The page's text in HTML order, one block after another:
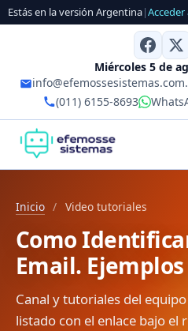
Estás en la versión Argentina|Acceder
Miércoles 5 de
(011) 6155-8693
Inicio / Video tutoriales
Como
Email.
Canal y tutoriales del
listado con el enlace bajo el